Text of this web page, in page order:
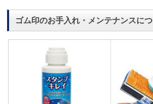
ゴム印のお手入れ・メンテナンスに